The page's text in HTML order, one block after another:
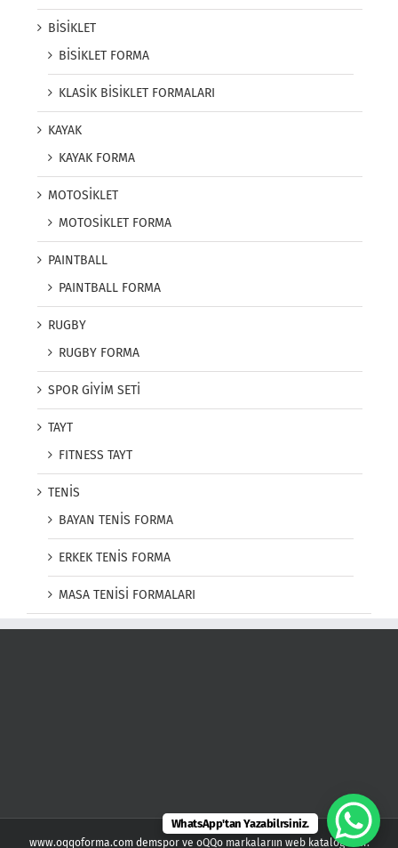
BİSİKLET
BİSİKLET FORMA
KLASİK BİSİKLET FORMALARI
KAYAK
KAYAK FORMA
MOTOSİKLET
MOTOSİKLET FORMA
PAINTBALL
PAINTBALL FORMA
RUGBY
RUGBY FORMA
SPOR GİYİM SETİ
TAYT
FITNESS TAYT
TENİS
BAYAN TENİS FORMA
ERKEK TENİS FORMA
MASA TENİSİ FORMALARI
www.oqqoforma.com demspor ve oQQo markalarıın web kataloğudur.
WhatsApp'tan Yazabilrsiniz.